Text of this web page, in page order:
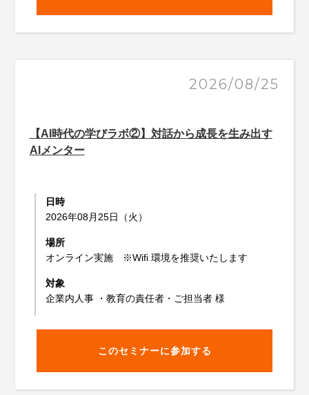
2026/08/25
【AI時代の学びラボ②】対話から成長を生み出す
AIメンター
日時
2026年08月25日（火）
場所
オンライン実施 ※Wifi 環境を推奨いたします
対象
企業内人事 ・教育の責任者・ご担当者 様
このセミナーに参加する